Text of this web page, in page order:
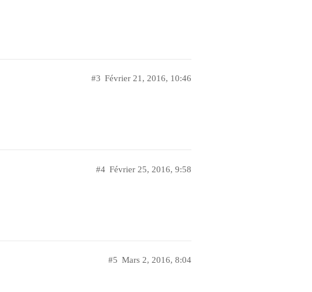
Février 21, 2016, 10:46
#3
Février 25, 2016, 9:58
#4
Mars 2, 2016, 8:04
#5